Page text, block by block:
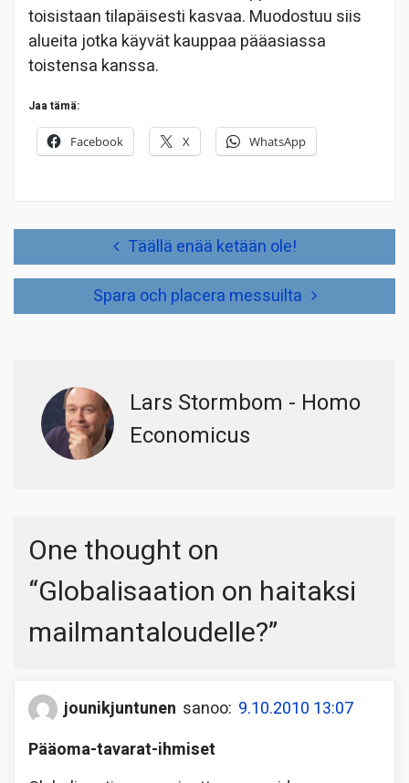
toisistaan tilapäisesti kasvaa. Muodostuu siis
alueita jotka käyvät kauppaa pääasiassa
toistensa kanssa.
Jaa tämä:
Facebook X WhatsApp
Täällä enää ketään ole!
Spara och placera messuilta
Lars Stormbom - Homo
Economicus
One thought on
“Globalisaation on haitaksi
mailmantaloudelle?”
jounikjuntunen sanoo: 9.10.2010 13:07
Pääoma-tavarat-ihmiset